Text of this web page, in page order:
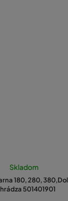
180, 280,
501401901
Skladom